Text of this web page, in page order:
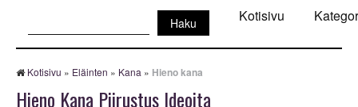
Kotisivu
Kotisivu » Eläinten » Kana » Hieno kana
Hieno Kana Piirustus Ideoita